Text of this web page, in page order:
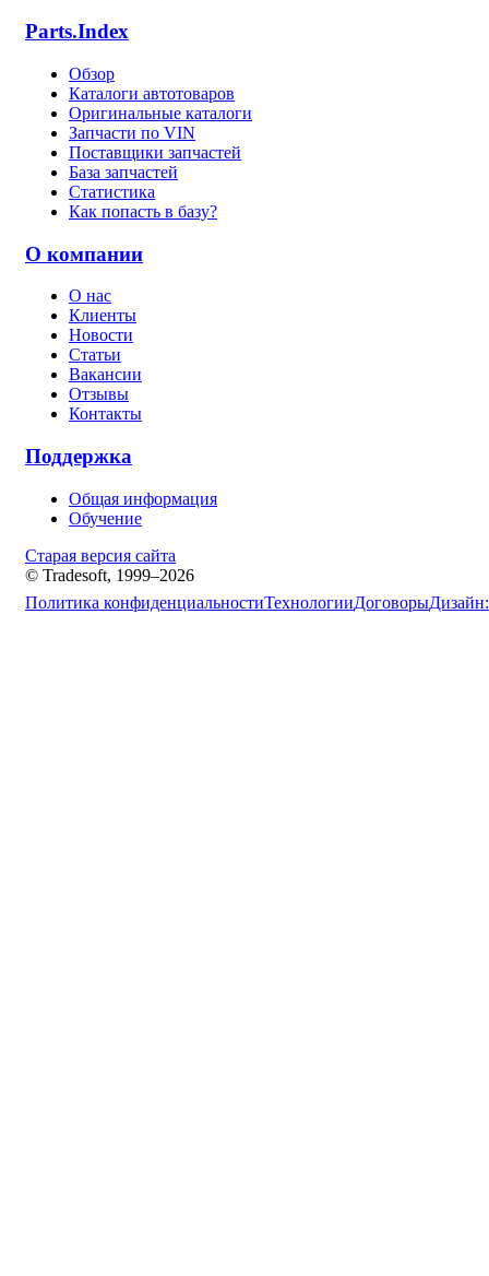
Parts.Index
Обзор
Каталоги автотоваров
Оригинальные каталоги
Запчасти по VIN
Поставщики запчастей
База запчастей
Статистика
Как попасть в базу?
О компании
О нас
Клиенты
Новости
Статьи
Вакансии
Отзывы
Контакты
Поддержка
Общая информация
Обучение
Старая версия сайта
© Tradesoft, 1999–2026
Политика конфиденциальностиТехнологииДоговорыДизайн: